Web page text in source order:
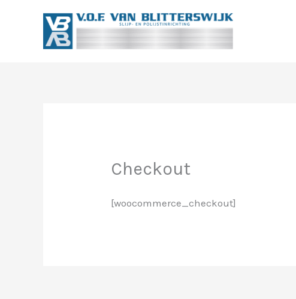
Checkout
[woocommerce_checkout]